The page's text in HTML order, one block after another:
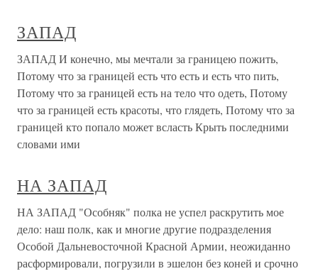
ЗАПАД
ЗАПАД И конечно, мы мечтали за границею пожить,
Потому что за границей есть что есть и есть что пить,
Потому что за границей есть на тело что одеть, Потому
что за границей есть красоты, что глядеть, Потому что за
границей кто попало может всласть Крыть последними
словами ими
НА ЗАПАД
НА ЗАПАД "Особняк" полка не успел раскрутить мое
дело: наш полк, как и многие другие подразделения
Особой Дальневосточной Красной Армии, неожиданно
расформировали, погрузили в эшелон без коней и срочно